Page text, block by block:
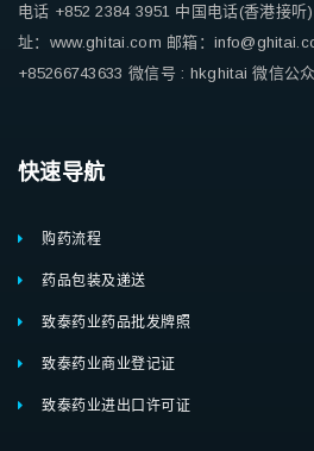
电话 +852 2384 3951 中国电话(香港接听
址：www.ghitai.com 邮箱：
+85266743633 微信号 : hkghitai 微信公
快速导航
购药流程
药品包装及递送
致泰药业药品批发牌照
致泰药业商业登记证
致泰药业进出口许可证